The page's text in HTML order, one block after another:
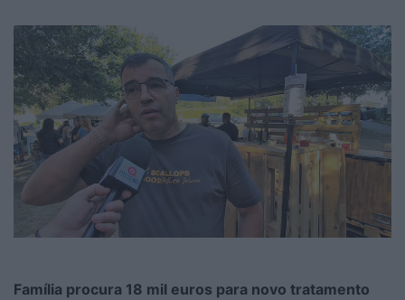
Família procura 18 mil euros para novo tratamento